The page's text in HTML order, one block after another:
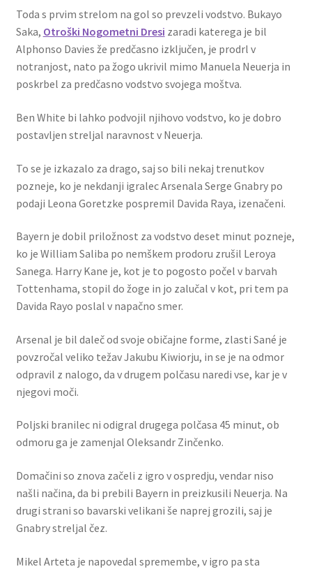
Toda s prvim strelom na gol so prevzeli vodstvo. Bukayo
Saka, Otroški Nogometni Dresi zaradi katerega je bil
Alphonso Davies že predčasno izključen, je prodrl v
notranjost, nato pa žogo ukrivil mimo Manuela Neuerja in
poskrbel za predčasno vodstvo svojega moštva.
Ben White bi lahko podvojil njihovo vodstvo, ko je dobro
postavljen streljal naravnost v Neuerja.
To se je izkazalo za drago, saj so bili nekaj trenutkov
pozneje, ko je nekdanji igralec Arsenala Serge Gnabry po
podaji Leona Goretzke pospremil Davida Raya, izenačeni.
Bayern je dobil priložnost za vodstvo deset minut pozneje,
ko je William Saliba po nemškem prodoru zrušil Leroya
Sanega. Harry Kane je, kot je to pogosto počel v barvah
Tottenhama, stopil do žoge in jo zalučal v kot, pri tem pa
Davida Rayo poslal v napačno smer.
Arsenal je bil daleč od svoje običajne forme, zlasti Sané je
povzročal veliko težav Jakubu Kiwiorju, in se je na odmor
odpravil z nalogo, da v drugem polčasu naredi vse, kar je v
njegovi moči.
Poljski branilec ni odigral drugega polčasa 45 minut, ob
odmoru ga je zamenjal Oleksandr Zinčenko.
Domačini so znova začeli z igro v ospredju, vendar niso
našli načina, da bi prebili Bayern in preizkusili Neuerja. Na
drugi strani so bavarski velikani še naprej grozili, saj je
Gnabry streljal čez.
Mikel Arteta je napovedal spremembe, v igro pa sta